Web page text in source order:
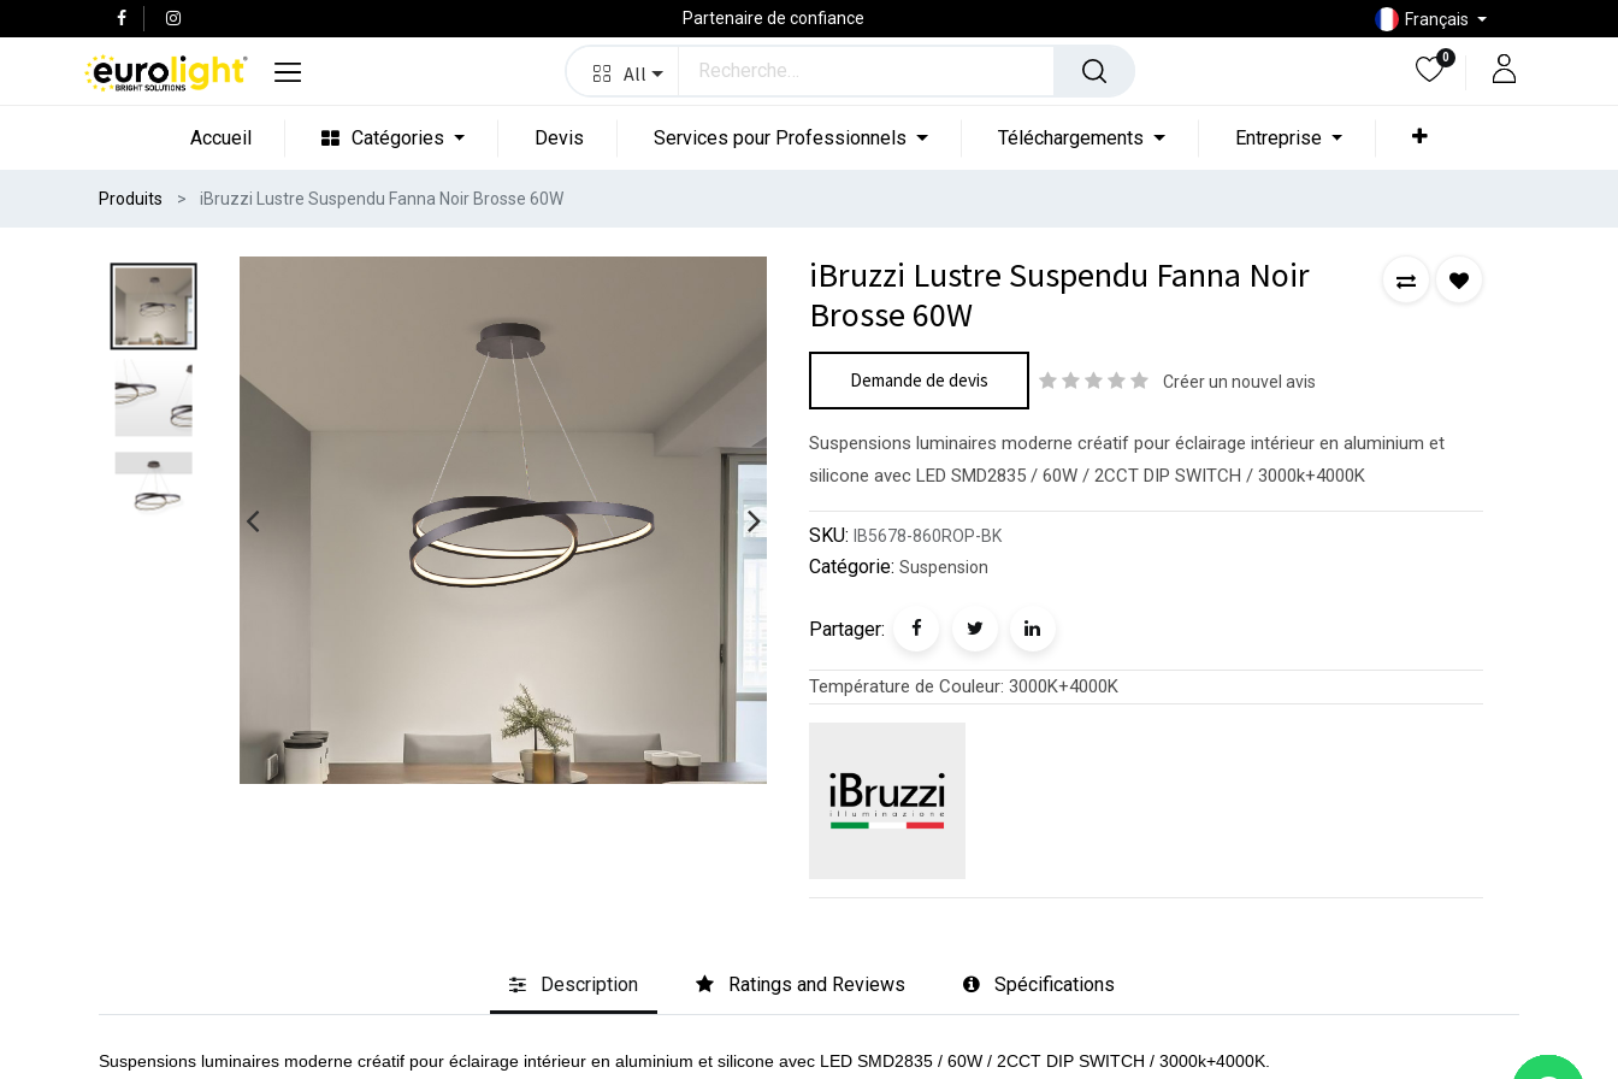
Partenaire de confiance Français
All
0
Accueil Catégories Devis Services pour Professionnels Téléchargements Entreprise
Produits iBruzzi Lustre Suspendu Fanna Noir Brosse 60W
iBruzzi Lustre Suspendu Fanna Noir
Brosse 60W
Demande de devis Créer un nouvel avis
Suspensions luminaires moderne créatif pour éclairage intérieur en aluminium et
silicone avec LED SMD2835 / 60W / 2CCT DIP SWITCH / 3000k+4000K
SKU: IB5678-860ROP-BK
Catégorie: Suspension
Partager:
Température de Couleur: 3000K+4000K
Description Ratings and Reviews Spécifications
Suspensions luminaires moderne créatif pour éclairage intérieur en aluminium et silicone avec LED SMD2835 / 60W / 2CCT DIP SWITCH / 3000k+4000K.